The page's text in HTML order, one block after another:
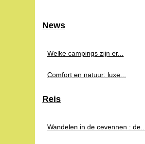
News
Welke campings zijn er...
Comfort en natuur: luxe...
Reis
Wandelen in de cevennen : de...